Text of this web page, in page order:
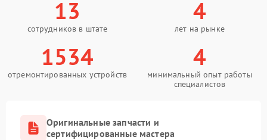
13
сотрудников в штате
4
лет на рынке
1534
отремонтированных устройств
4
минимальный опыт работы
специалистов
Оригинальные запчасти и
сертифицированные мастера